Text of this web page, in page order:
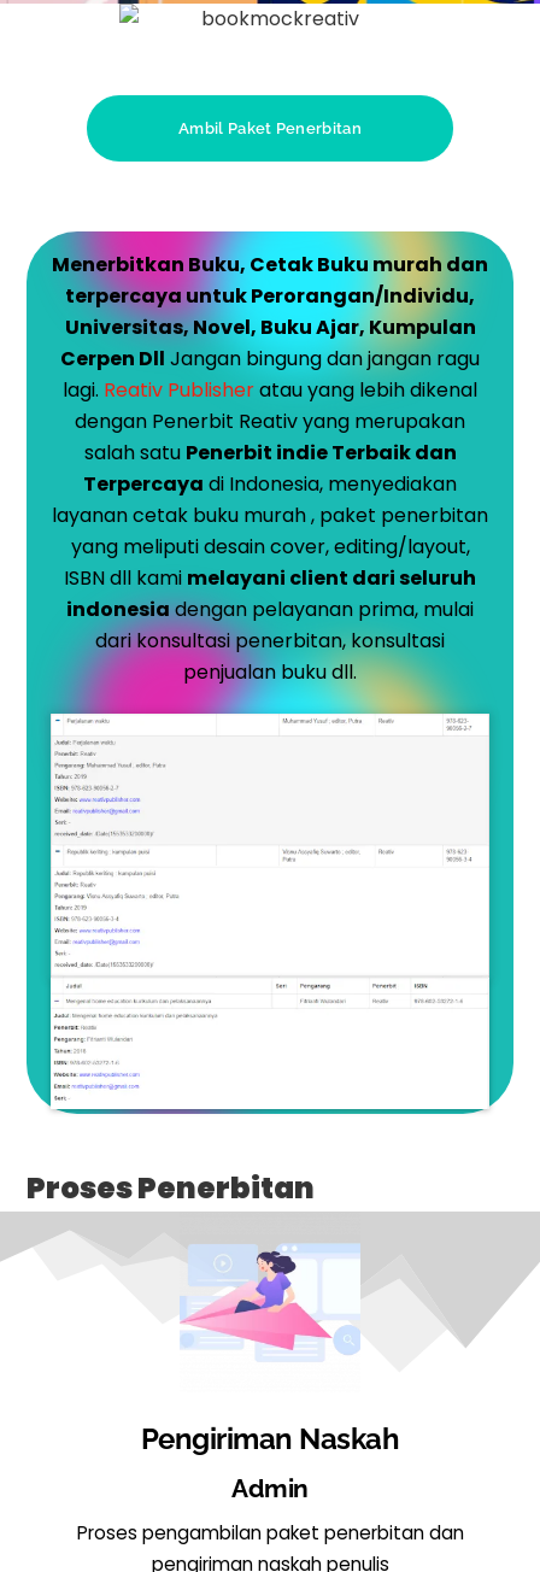
Ambil Paket Penerbitan
Menerbitkan Buku, Cetak Buku murah dan
terpercaya untuk Perorangan/Individu,
Universitas, Novel, Buku Ajar, Kumpulan
Cerpen Dll Jangan bingung dan jangan ragu
lagi. Reativ Publisheratau yang lebih dikenal
dengan Penerbit Reativ yang merupakan
salah satu Penerbit indie Terbaik dan
Terpercaya di Indonesia, menyediakan
layanan cetak buku murah , paket penerbitan
yang meliputi desain cover, editing/layout,
ISBN dll kami melayani client dari seluruh
indonesiadengan pelayanan prima, mulai
dari konsultasi penerbitan, konsultasi
penjualan buku dll.
Proses Penerbitan
Pengiriman Naskah
Admin
Proses pengambilan paket penerbitan dan
pengiriman naskah penulis